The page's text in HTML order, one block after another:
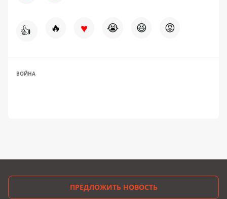
👍 🔥 ♥ 😭 😆 😡
ВОЙНА
ПРЕДЛОЖИТЬ НОВОСТЬ